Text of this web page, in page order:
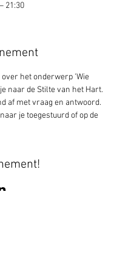
21:30
het onderwerp 'Wie
naar de Stilte van het Hart.
af met vraag en antwoord.
je toegestuurd of op de